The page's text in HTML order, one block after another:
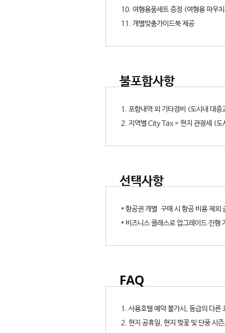
10. 여행용품세트 증정 (여행용 파우
11. 개별맞춤가이드북 제공
불포함사항
1. 포함내역 외 기타경비 (도시내 대
2. 지역별 City Tax = 현지 관광세 (도
선택사항
* 항공권 개별 구매 시 항공 비용 제외
* 비즈니스 클래스로 업그레이드 진행
FAQ
1. 사용호텔 예약 불가시, 동급의 다른
2. 현지 공휴일, 현지 벚꽃 및 단풍 시